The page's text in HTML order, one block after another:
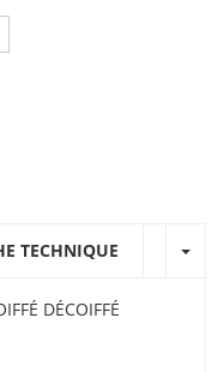
TECHNIQUE
DÉCOIFFÉ